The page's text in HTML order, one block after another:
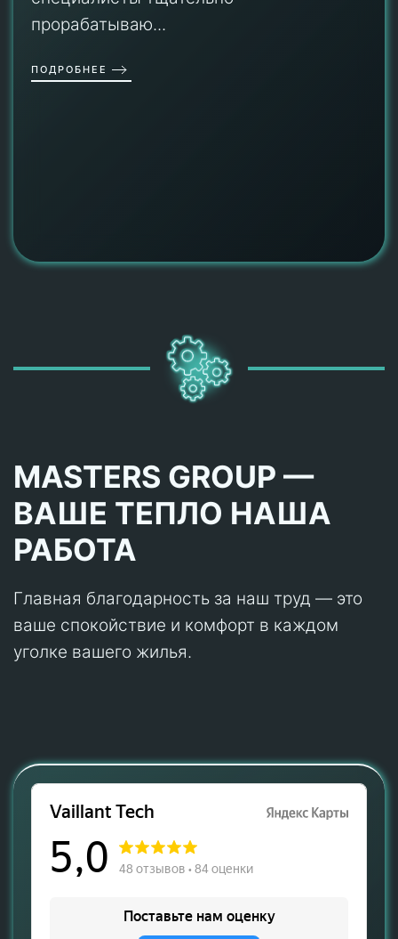
прорабатываю...
ПОДРОБНЕЕ
MASTERS GROUP —
ВАШЕ ТЕПЛО НАША
РАБОТА
Главная благодарность за наш труд — это
ваше спокойствие и комфорт в каждом
уголке вашего жилья.